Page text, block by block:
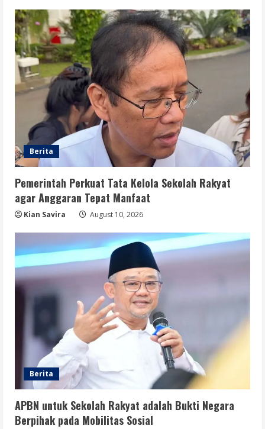
Berita
Pemerintah Perkuat Tata Kelola Sekolah Rakyat
agar Anggaran Tepat Manfaat
Kian Savira August 10, 2026
Berita
APBN untuk Sekolah Rakyat adalah Bukti Negara
Berpihak pada Mobilitas Sosial